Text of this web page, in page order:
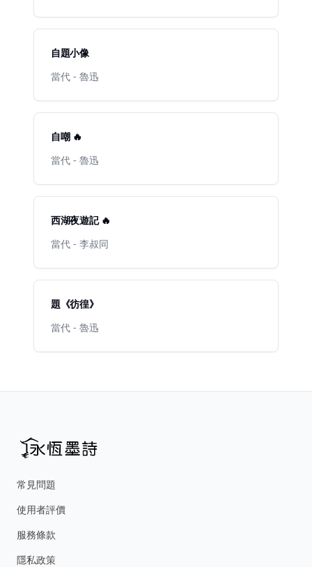
自題小像
當代 - 魯迅
自嘲 🔥
當代 - 魯迅
西湖夜遊記 🔥
當代 - 李叔同
題《彷徨》
當代 - 魯迅
常見問題
使用者評價
服務條款
隱私政策